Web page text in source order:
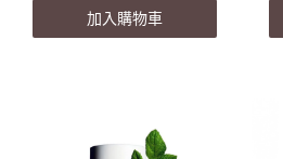
加入購物車